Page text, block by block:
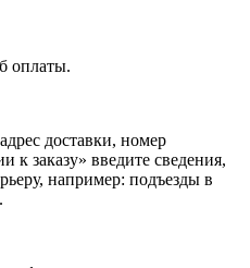
оплаты.
доставки, номер
к заказу» введите сведения,
например: подъезды в